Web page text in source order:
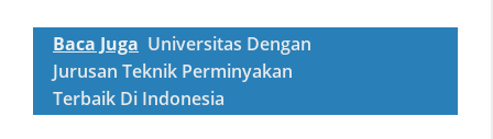
Baca Juga Universitas Dengan
Jurusan Teknik Perminyakan
Terbaik Di Indonesia